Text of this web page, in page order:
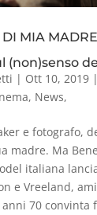
DI MIA
(non)senso
| Ott 10, 2019|
, News,
e fotografo,
madre. Ma
italiana
e Vreeland,
70 convinta